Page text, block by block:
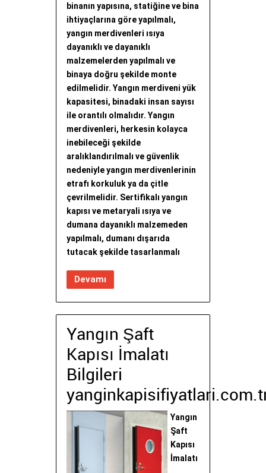
binanın yapısına, statiğine ve bina
ihtiyaçlarına göre yapılmalı,
yangın merdivenleri ısıya
dayanıklı ve dayanıklı
malzemelerden yapılmalı ve
binaya doğru şekilde monte
edilmelidir. Yangın merdiveni yük
kapasitesi, binadaki insan sayısı
ile orantılı olmalıdır. Yangın
merdivenleri, herkesin kolayca
inebileceği şekilde
aralıklandırılmalı ve güvenlik
nedeniyle yangın merdivenlerinin
etrafı korkuluk ya da çitle
çevrilmelidir. Sertifikalı yangın
kapısı ve metaryali ısıya ve
dumana dayanıklı malzemeden
yapılmalı, dumanı dışarıda
tutacak şekilde tasarlanmalı
Devamı
Yangın Şaft
Kapısı İmalatı
Bilgileri
Yangın
Şaft
Kapısı
İmalatı